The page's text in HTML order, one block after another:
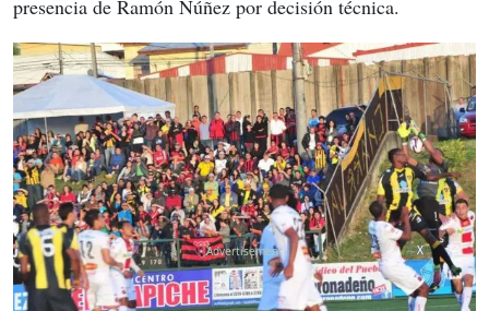
presencia de Ramón Núñez por decisión técnica.
X